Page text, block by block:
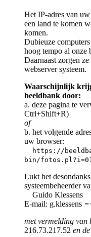
Het IP-adres van
een land te komen
komen.
Dubieuze
hoog tempo al onze
Daarnaast zorgen
webserver systeem.
Waarschijnlijk
beeldbank door:
a. deze pagina te
Ctrl+Shift+R)
of
b. het volgende
uw browser:
https://
bin/
Lukt het
systeembeheerder
Guido Klessens
E-mail: g.klessens
met vermelding van
216.73.217.52 en